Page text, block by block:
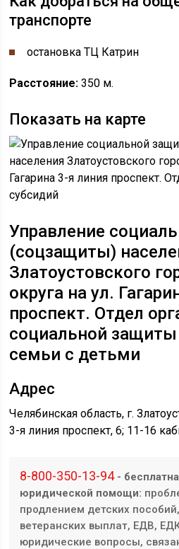
транспорте
остановка ​​ТЦ Катрин
Расстояние: 350 м.
Показать на карте
Управление
(соцзащиты)
Златоустовского
округа на ул.
проспект. Отдел
социальной
семьи с детьми
Адрес
Челябинская область, г.
3-я линия проспект, 6; ​11-16
8-800-350-13-94-
юридической помощи:
продлением детских
ветеранских выплат, ЕДВ,
юридические вопросы,